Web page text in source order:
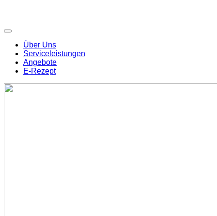
Über Uns
Serviceleistungen
Angebote
E-Rezept